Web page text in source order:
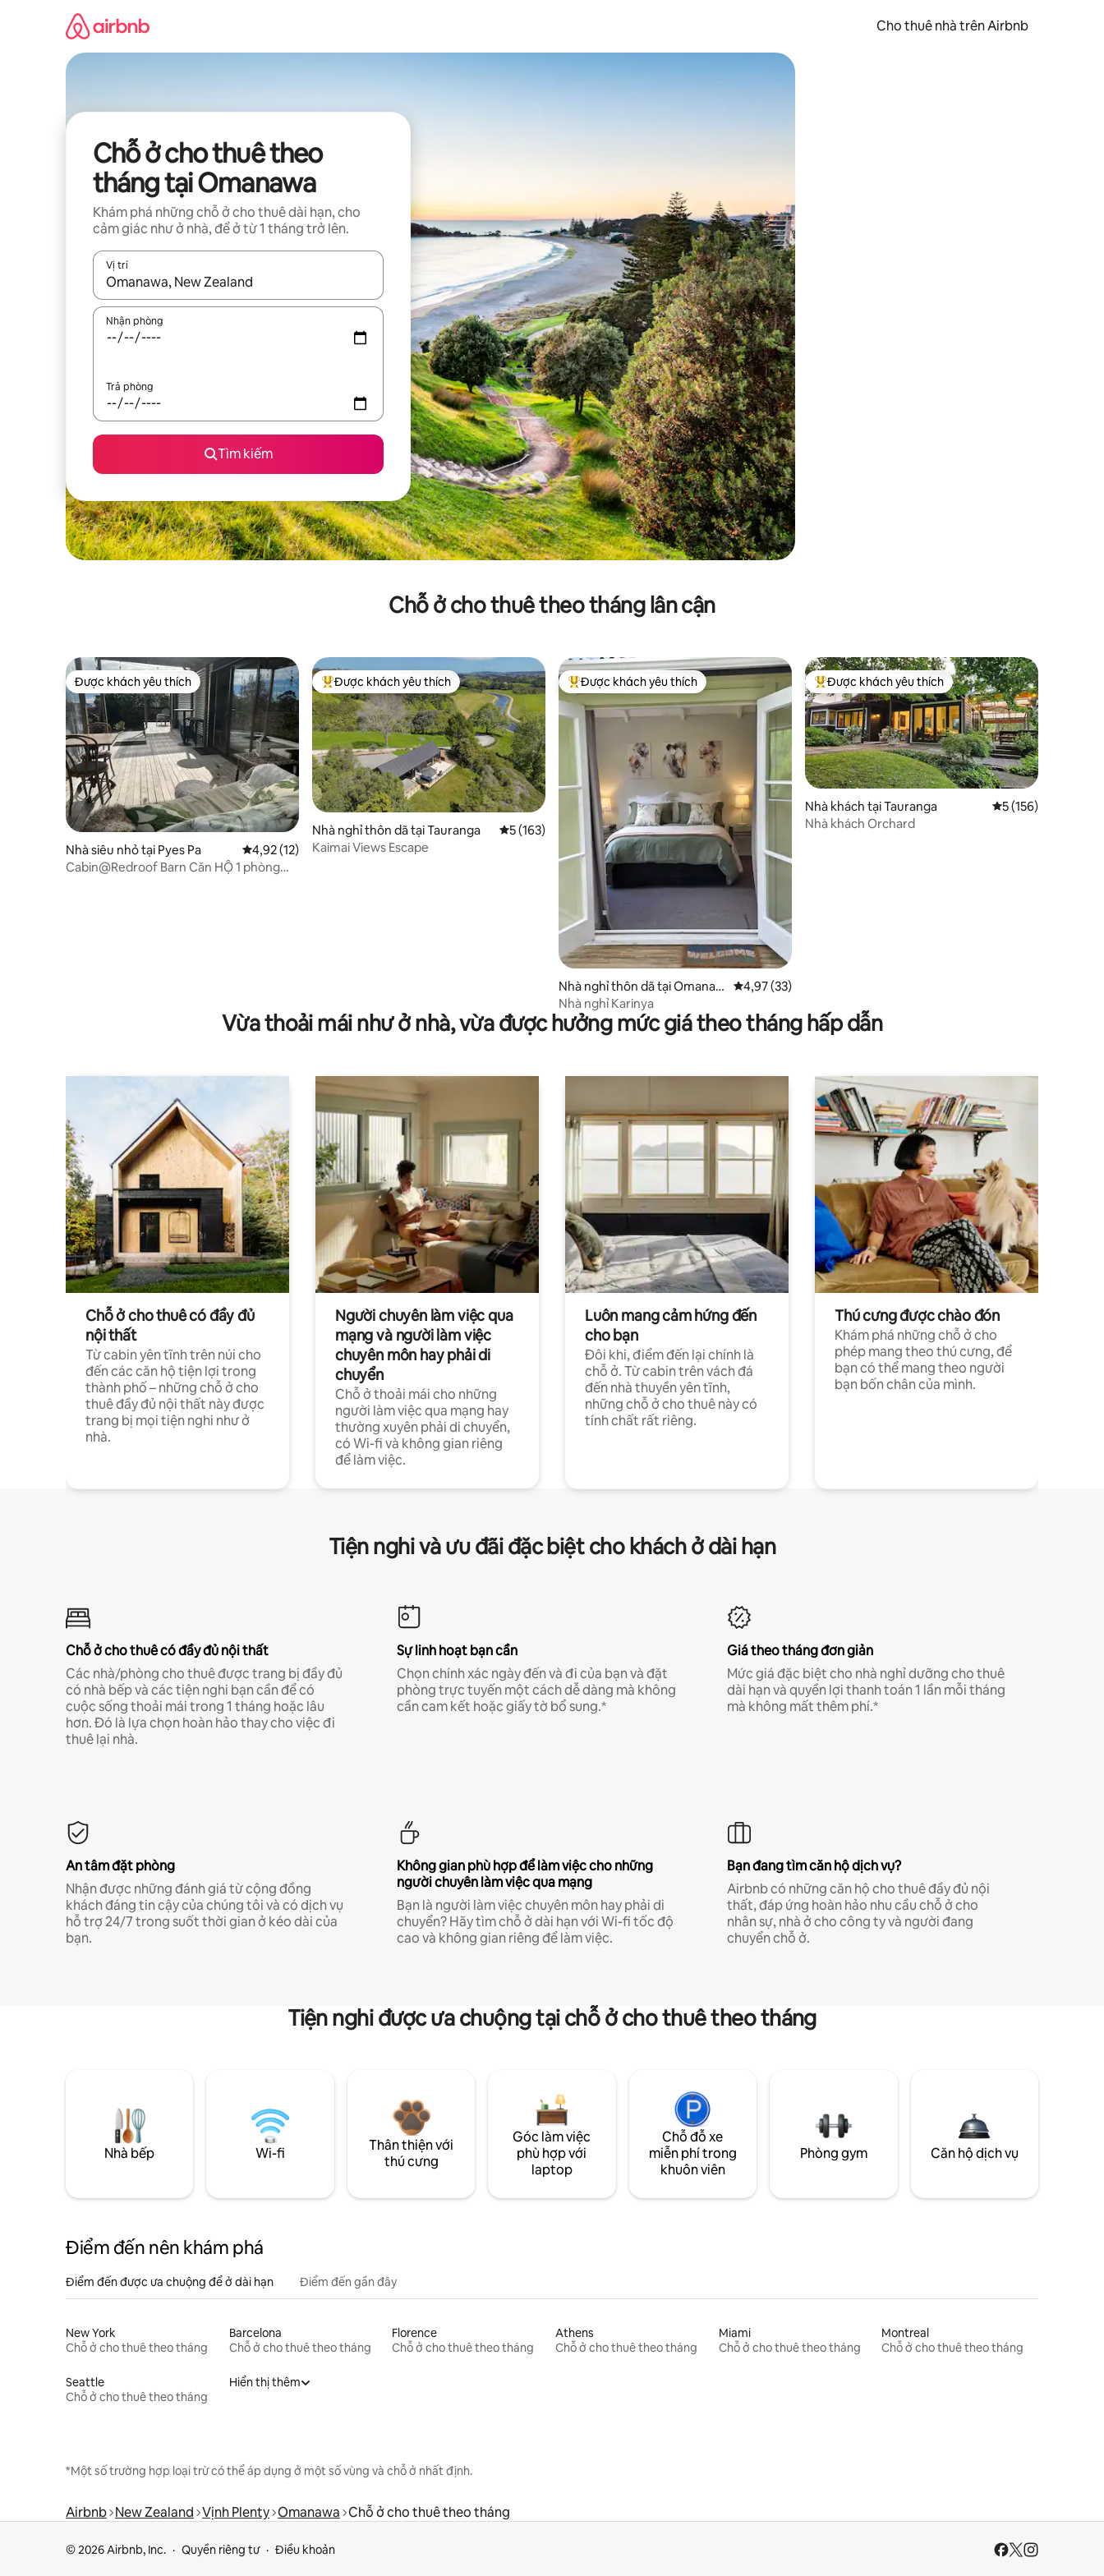
Cho thuê nhà trên Airbnb
Chỗ ở cho thuê theo
tháng tại Omanawa
Khám phá những chỗ ở cho thuê dài hạn, cho
cảm giác như ở nhà, để ở từ 1 tháng trở lên.
Vị trí
Khi có kết quả, hãy điều hướng bằng phím mũi tên lên và xuống hoặc khám phá bằng các thao tác chạm hoặc vuốt.
Nhận phòng
Trả phòng
Tìm kiếm
Chỗ ở cho thuê theo tháng lân cận
Được khách yêu thích
Được khách yêu thích
Nhà siêu nhỏ tại Pyes Pa Xếp hạng trung bình 4,92/5, 12 đánh giá
4,92 (12)
Cabin@Redroof Barn Căn HỘ 1 phòng
Được khách yêu thích nhất
Được khách yêu thích
Nhà nghỉ thôn dã tại Tauranga Xếp hạng trung bình 5/5, 163 đánh giá
5 (163)
Kaimai Views Escape
Được khách yêu thích nhất
Được khách yêu thích
Nhà nghỉ thôn dã tại Omanaw
a
Xếp hạng trung bình 4,97/5, 33 đánh giá
4,97 (33)
Nhà nghỉ Karinya
Được khách yêu thích nhất
Được khách yêu thích
Nhà khách tại Tauranga Xếp hạng trung
5 (156)
Nhà khách Orchard
Vừa thoải mái như ở nhà, vừa được hưởng mức giá theo tháng hấp dẫn
Chỗ ở cho thuê có đầy đủ
nội thất
Từ cabin yên tĩnh trên núi cho
đến các căn hộ tiện lợi trong
thành phố – những chỗ ở cho
thuê đầy đủ nội thất này được
trang bị mọi tiện nghi như ở
nhà.
Người chuyên làm việc qua
mạng và người làm việc
chuyên môn hay phải di
chuyển
Chỗ ở thoải mái cho những
người làm việc qua mạng hay
thường xuyên phải di chuyển,
có Wi-fi và không gian riêng
để làm việc.
Luôn mang cảm hứng đến
cho bạn
Đôi khi, điểm đến lại chính là
chỗ ở. Từ cabin trên vách đá
đến nhà thuyền yên tĩnh,
những chỗ ở cho thuê này có
tính chất rất riêng.
Thú cưng được chào đón
Khám phá những chỗ ở cho
phép mang theo thú cưng, để
bạn có thể mang theo người
bạn bốn chân của mình.
Tiện nghi và ưu đãi đặc biệt cho khách ở dài hạn
Chỗ ở cho thuê có đầy đủ nội thất
Các nhà/phòng cho thuê được trang bị đầy đủ
có nhà bếp và các tiện nghi bạn cần để có
cuộc sống thoải mái trong 1 tháng hoặc lâu
hơn. Đó là lựa chọn hoàn hảo thay cho việc đi
thuê lại nhà.
Sự linh hoạt bạn cần
Chọn chính xác ngày đến và đi của bạn và đặt
phòng trực tuyến một cách dễ dàng mà không
cần cam kết hoặc giấy tờ bổ sung.*
Giá theo tháng đơn giản
Mức giá đặc biệt cho nhà nghỉ dưỡng cho thuê
dài hạn và quyền lợi thanh toán 1 lần mỗi tháng
mà không mất thêm phí.*
An tâm đặt phòng
Nhận được những đánh giá từ cộng đồng
khách đáng tin cậy của chúng tôi và có dịch vụ
hỗ trợ 24/7 trong suốt thời gian ở kéo dài của
bạn.
Không gian phù hợp để làm việc cho những
người chuyên làm việc qua mạng
Bạn là người làm việc chuyên môn hay phải di
chuyển? Hãy tìm chỗ ở dài hạn với Wi-fi tốc độ
cao và không gian riêng để làm việc.
Bạn đang tìm căn hộ dịch vụ?
Airbnb có những căn hộ cho thuê đầy đủ nội
thất, đáp ứng hoàn hảo nhu cầu chỗ ở cho
nhân sự, nhà ở cho công ty và người đang
chuyển chỗ ở.
Tiện nghi được ưa chuộng tại chỗ ở cho thuê theo tháng
Nhà bếp Wi-fi
Thân thiện với
thú cưng
Góc làm việc
phù hợp với
laptop
Chỗ đỗ xe
miễn phí trong
khuôn viên
Phòng gym Căn hộ dịch vụ
Điểm đến nên khám phá
Điểm đến được ưa chuộng để ở dài hạn Điểm đến gần đây
New York
Chỗ ở cho thuê theo tháng
Barcelona
Chỗ ở cho thuê theo tháng
Florence
Chỗ ở cho thuê theo tháng
Athens
Chỗ ở cho thuê theo tháng
Miami
Chỗ ở cho thuê theo tháng
Montreal
Chỗ ở cho thuê theo tháng
Seattle
Chỗ ở cho thuê theo tháng
Hiển thị thêm
*Một số trường hợp loại trừ có thể áp dụng ở một số vùng và chỗ ở nhất định.
Airbnb New Zealand Vịnh Plenty Omanawa Chỗ ở cho thuê theo tháng
© 2026 Airbnb, Inc. Quyền riêng tư Điều khoản